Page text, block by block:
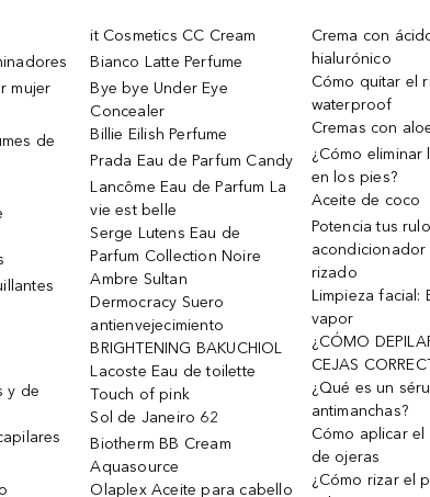
mujer
de
y de
it Cosmetics CC Cream
Bianco Latte Perfume
Bye bye Under Eye
Concealer
Billie Eilish Perfume
Prada Eau de Parfum Candy
Lancôme Eau de Parfum La
vie est belle
Serge Lutens Eau de
Parfum Collection Noire
Ambre Sultan
Dermocracy Suero
antienvejecimiento
BRIGHTENING BAKUCHIOL
Lacoste Eau de toilette
Touch of pink
Sol de Janeiro 62
Biotherm BB Cream
Aquasource
Olaplex Aceite para cabello
Crema con
hialurónico
Cómo quitar el
waterproof
Cremas con
¿Cómo eliminar
en los pies?
Aceite de coco
Potencia tus
rizado
Limpieza facial:
vapor
¿CÓMO
CEJAS
¿Qué es un
antimanchas?
Cómo aplicar
de ojeras
¿Cómo rizar el